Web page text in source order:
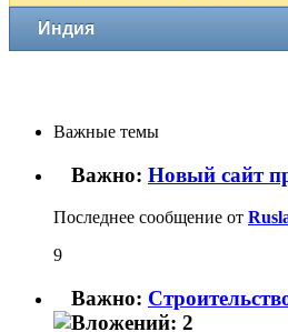
Индия
Важные темы
Важно: Новый сайт
Последнее сообщение от
9
Важно: